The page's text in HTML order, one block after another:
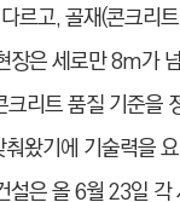
르고, 골재(콘크리
장은 세로만 8m가
리트 품질 기준을
왔기에 기술력을
설은 올 6월 23일